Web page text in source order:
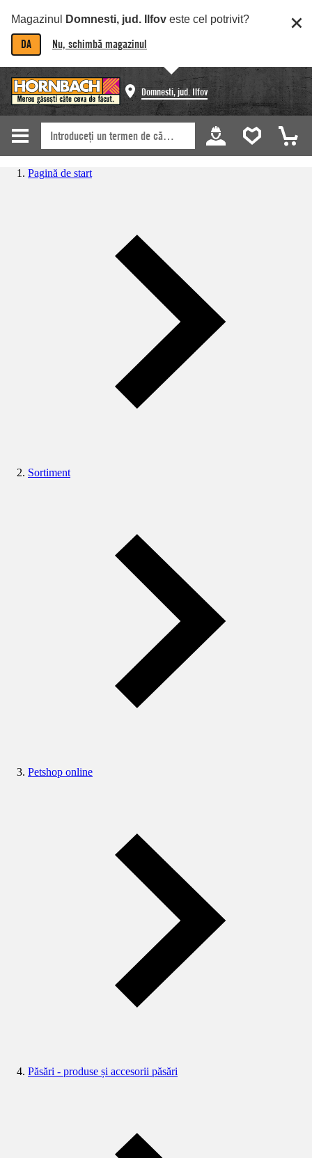
Magazinul Domnesti, jud. Ilfov este cel potrivit?
DA Nu, schimbă magazinul
Domnesti, jud. Ilfov
Pagină de start
Sortiment
Petshop online
Păsări - produse și accesorii păsări